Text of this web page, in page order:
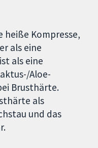
heiße Kompresse,
als eine
als eine
Aloe-
Brusthärte.
als
und das